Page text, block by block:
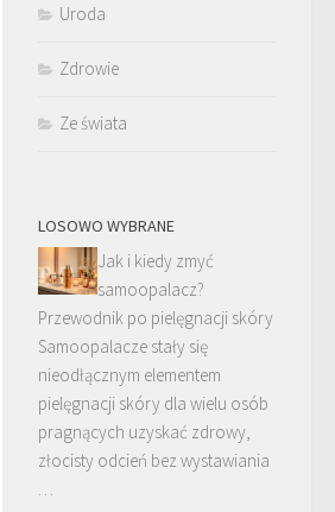
Uroda
Zdrowie
Ze świata
LOSOWO WYBRANE
Jak i kiedy zmyć
samoopalacz?
Przewodnik po pielęgnacji skóry
Samoopalacze stały się
nieodłącznym elementem
pielęgnacji skóry dla wielu osób
pragnących uzyskać zdrowy,
złocisty odcień bez wystawiania
…